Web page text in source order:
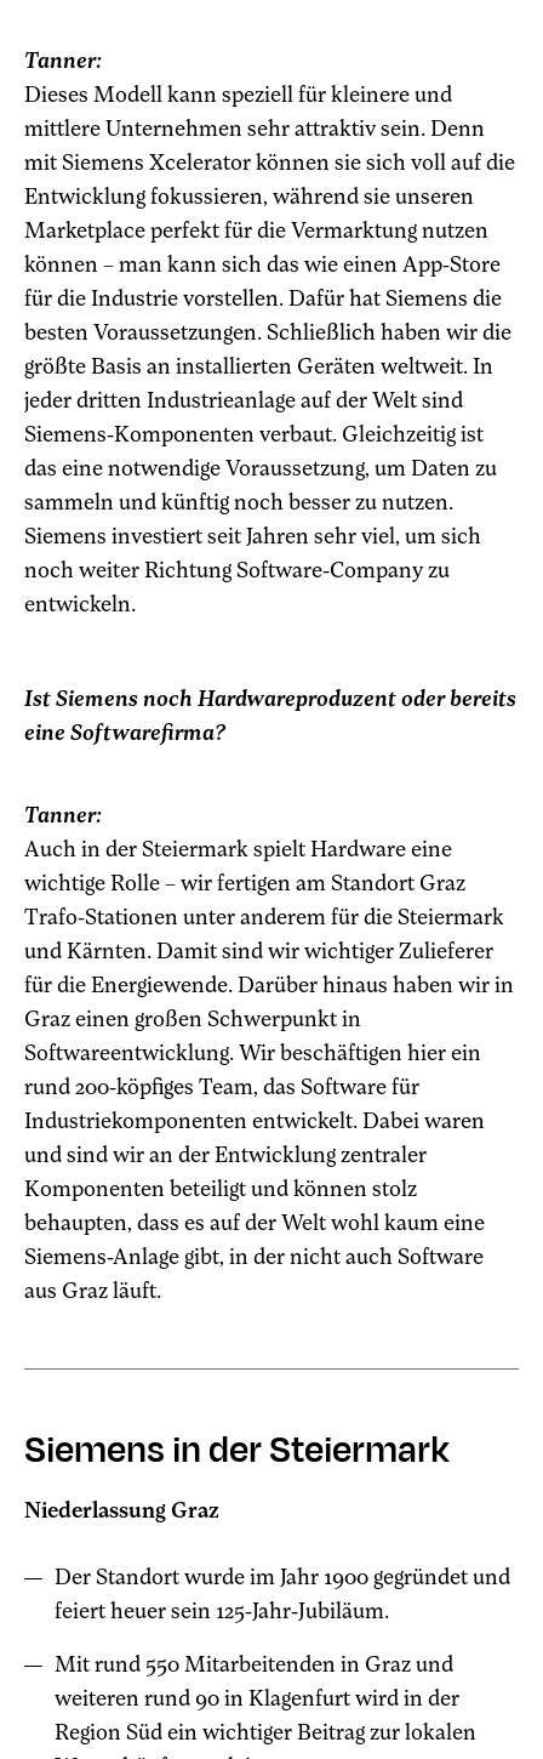
Tanner:
Dieses Modell kann speziell für kleinere und
mittlere Unternehmen sehr attraktiv sein. Denn
mit Siemens Xcelerator können sie sich voll auf die
Entwicklung fokussieren, während sie unseren
Marketplace perfekt für die Vermarktung nutzen
können – man kann sich das wie einen App-Store
für die Industrie vorstellen. Dafür hat Siemens die
besten Voraussetzungen. Schließlich haben wir die
größte Basis an installierten Geräten weltweit. In
jeder dritten Industrieanlage auf der Welt sind
Siemens-Komponenten verbaut. Gleichzeitig ist
das eine notwendige Voraussetzung, um Daten zu
sammeln und künftig noch besser zu nutzen.
Siemens investiert seit Jahren sehr viel, um sich
noch weiter Richtung Software-Company zu
entwickeln.
Ist Siemens noch Hardwareproduzent oder bereits
eine Softwarefirma?
Tanner:
Auch in der Steiermark spielt Hardware eine
wichtige Rolle – wir fertigen am Standort Graz
Trafo-Stationen unter anderem für die Steiermark
und Kärnten. Damit sind wir wichtiger Zulieferer
für die Energiewende. Darüber hinaus haben wir in
Graz einen großen Schwerpunkt in
Softwareentwicklung. Wir beschäftigen hier ein
rund 200-köpfiges Team, das Software für
Industriekomponenten entwickelt. Dabei waren
und sind wir an der Entwicklung zentraler
Komponenten beteiligt und können stolz
behaupten, dass es auf der Welt wohl kaum eine
Siemens-Anlage gibt, in der nicht auch Software
aus Graz läuft.
Siemens in der Steiermark
Niederlassung Graz
Der Standort wurde im Jahr 1900 gegründet und
feiert heuer sein 125-Jahr-Jubiläum.
Mit rund 550 Mitarbeitenden in Graz und
weiteren rund 90 in Klagenfurt wird in der
Region Süd ein wichtiger Beitrag zur lokalen